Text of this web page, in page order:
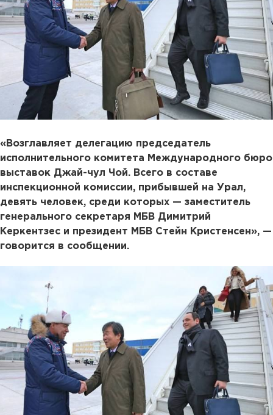
«Возглавляет делегацию председатель
исполнительного комитета Международного бюро
выставок Джай-чул Чой. Всего в составе
инспекционной комиссии, прибывшей на Урал,
девять человек, среди которых — заместитель
генерального секретаря МБВ Димитрий
Керкентзес и президент МБВ Стейн Кристенсен», —
говорится в сообщении.